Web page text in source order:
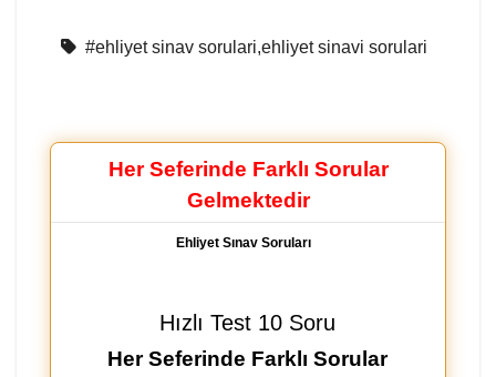
#ehliyet sinav sorulari,ehliyet sinavi sorulari
Her Seferinde Farklı Sorular
Gelmektedir
Ehliyet Sınav Soruları
Hızlı Test 10 Soru
Her Seferinde Farklı Sorular